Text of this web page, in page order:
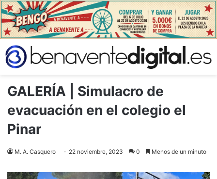
GALERÍA | Simulacro de
evacuación en el colegio el
Pinar
M. A. Casquero 22 noviembre, 2023 0 Menos de un minuto